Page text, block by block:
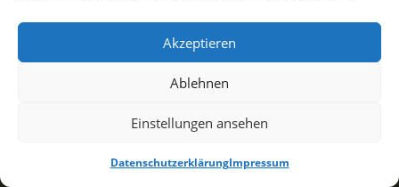
Akzeptieren
Ablehnen
Einstellungen ansehen
DatenschutzerklärungImpressum